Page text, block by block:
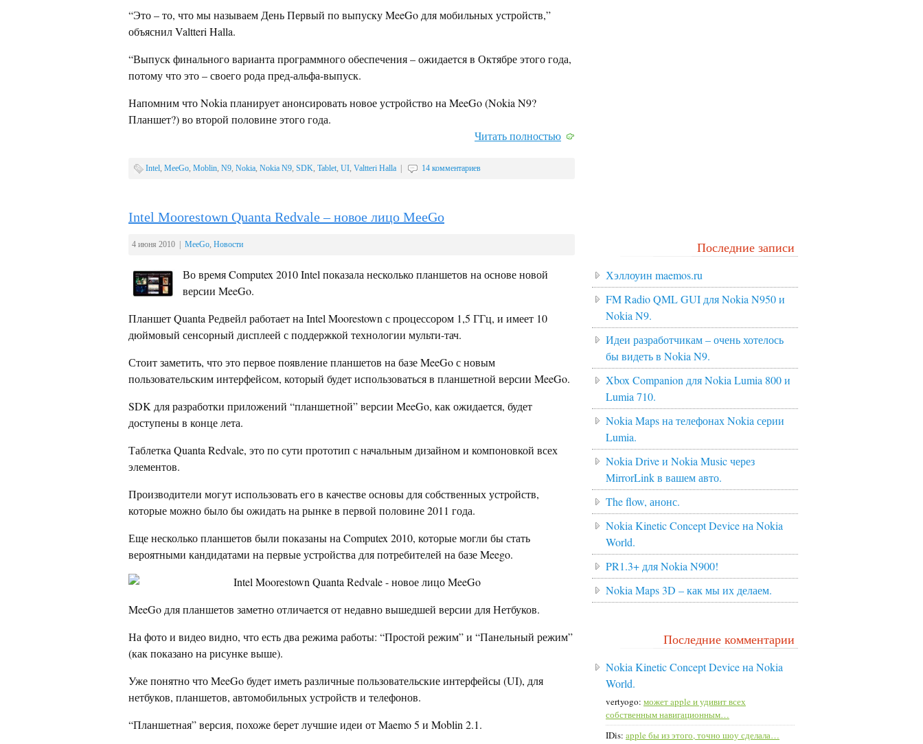
“Это – то, что мы называем День Первый по выпуску MeeGo для мобильных устройств,”
объяснил Valtteri Halla.
“Выпуск финального варианта программного обеспечения – ожидается в Октябре этого года,
потому что это – своего рода пред-альфа-выпуск.
Напомним что Nokia планирует анонсировать новое устройство на MeeGo (Nokia N9?
Планшет?) во второй половине этого года.
Читать полностью
Intel, MeeGo, Moblin, N9, Nokia, Nokia N9, SDK, Tablet, UI, Valtteri Halla 14 комментариев
Intel Moorestown Quanta Redvale – новое лицо MeeGo
4 июня 2010 | MeeGo, Новости
Во время Computex 2010 Intel показала несколько планшетов на основе новой
версии MeeGo.
Планшет Quanta Редвейл работает на Intel Moorestown с процессором 1,5 ГГц, и имеет 10
дюймовый сенсорный дисплеей с поддержкой технологии мульти-тач.
Стоит заметить, что это первое появление планшетов на базе MeeGo с новым
пользовательским интерфейсом, который будет использоваться в планшетной версии MeeGo.
SDK для разработки приложений “планшетной” версии MeeGo, как ожидается, будет
доступены в конце лета.
Таблетка Quanta Redvale, это по сути прототип с начальным дизайном и компоновкой всех
элементов.
Производители могут использовать его в качестве основы для собственных устройств,
которые можно было бы ожидать на рынке в первой половине 2011 года.
Еще несколько планшетов были показаны на Computex 2010, которые могли бы стать
вероятными кандидатами на первые устройства для потребителей на базе Meego.
MeeGo для планшетов заметно отличается от недавно вышедшей версии для Нетбуков.
На фото и видео видно, что есть два режима работы: “Простой режим” и “Панельный режим”
(как показано на рисунке выше).
Уже понятно что MeeGo будет иметь различные пользовательские интерфейсы (UI), для
нетбуков, планшетов, автомобильных устройств и телефонов.
“Планшетная” версия, похоже берет лучшие идеи от Maemo 5 и Moblin 2.1.
Последние записи
Хэллоуин maemos.ru
FM Radio QML GUI для Nokia N950 и
Nokia N9.
Идеи разработчикам – очень хотелось
бы видеть в Nokia N9.
Xbox Companion для Nokia Lumia 800 и
Lumia 710.
Nokia Maps на телефонах Nokia серии
Lumia.
Nokia Drive и Nokia Music через
MirrorLink в вашем авто.
The flow, анонс.
Nokia Kinetic Concept Device на Nokia
World.
PR1.3+ для Nokia N900!
Nokia Maps 3D – как мы их делаем.
Последние комментарии
Nokia Kinetic Concept Device на Nokia
World.
vertyogo: может apple и удивит всех
собственным навигационным…
IDis: apple бы из этого, точно шоу сделала…